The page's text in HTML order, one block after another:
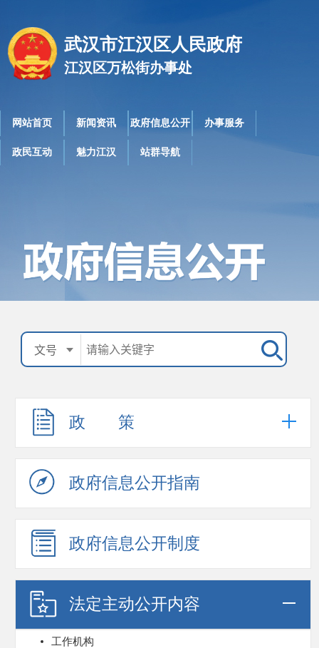
武汉市江汉区人民政府
江汉区万松街办事处
网站首页 新闻资讯 政府信息公开 办事服务
政民互动 魅力江汉 站群导航
政 策
政府信息公开指南
政府信息公开制度
法定主动公开内容
工作机构